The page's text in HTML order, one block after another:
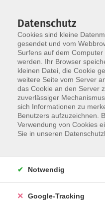
Skip to main content
Der Kurs konnte nicht
Datenschutz
Cookies sind kleine
gesendet und vom
Surfens auf dem
werden. Ihr Browser
kleinen Datei, die Cookie
weitere Seite vom Server
das Cookie an den Server
zuverlässiger
sich Informationen zu
Benutzers aufzuzeichnen.
Verwendung von Cookies
Sie in unseren
Notwendig
Google-Tracking